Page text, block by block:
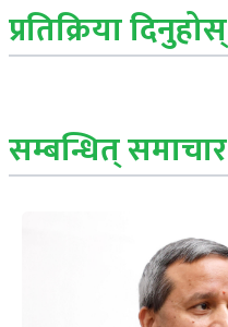
प्रतिक्रिया दिनुहोस्
सम्बन्धित् समाचार